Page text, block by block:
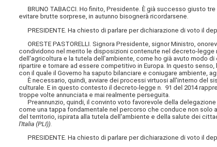
BRUNO TABACCI. Ho finito, Presidente. È già successo giusto
evitare brutte sorprese, in autunno bisognerà ricordarsene.
PRESIDENTE. Ha chiesto di parlare per dichiarazione di voto il
ORESTE PASTORELLI. Signora Presidente, signor Ministro,
condividono nel merito le disposizioni contenute nel decreto-
dell'agricoltura e la tutela dell'ambiente, come ho già avuto modo
ripartire e tornare ad essere competitivo in Europa. In questo
con il quale il Governo ha saputo bilanciare e coniugare ambiente,
È necessario, quindi, avviare dei processi virtuosi all'interno del
culturale. E in questo contesto il decreto-legge n. 91 del 2014
troppe volte annunciata e mai realmente perseguita.
Preannunzio, quindi, il convinto voto favorevole della
come una tappa fondamentale nel percorso che conduce non solo
del territorio, ispirata alla tutela dell'ambiente e della salute dei
l'Italia (PLI))
PRESIDENTE. Ha chiesto di parlare per dichiarazione di voto il